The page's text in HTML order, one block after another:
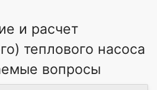
и расчет
теплового насоса
вопросы